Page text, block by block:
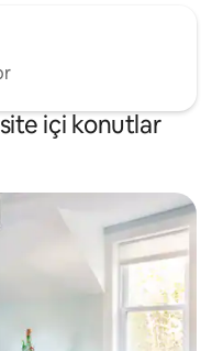
içi konutlar